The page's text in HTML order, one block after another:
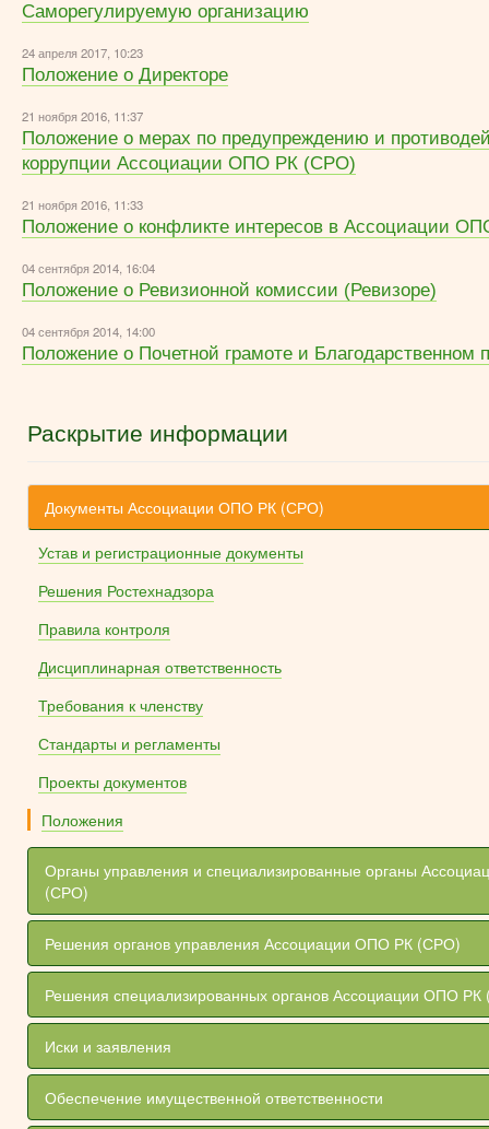
Саморегулируемую организацию
24 апреля 2017, 10:23
Положение о Директоре
21 ноября 2016, 11:37
Положение о мерах по предупреждению и
коррупции Ассоциации ОПО РК (СРО)
21 ноября 2016, 11:33
Положение о конфликте интересов в Ассоциации
04 сентября 2014, 16:04
Положение о Ревизионной комиссии (Ревизоре)
04 сентября 2014, 14:00
Положение о Почетной грамоте и Благодарственном
Раскрытие информации
Документы Ассоциации ОПО РК (СРО)
Устав и регистрационные документы
Решения Ростехнадзора
Правила контроля
Дисциплинарная ответственность
Требования к членству
Стандарты и регламенты
Проекты документов
Положения
Органы управления и специализированные органы
(СРО)
Решения органов управления Ассоциации ОПО РК (СРО)
Решения специализированных органов Ассоциации ОПО
Иски и заявления
Обеспечение имущественной ответственности